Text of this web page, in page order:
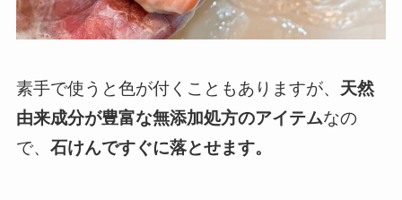
素手で使うと色が付くこともありますが、 天然
由来成分が豊富な無添加処方のアイテムなの
で、 石けんですぐに落とせます。